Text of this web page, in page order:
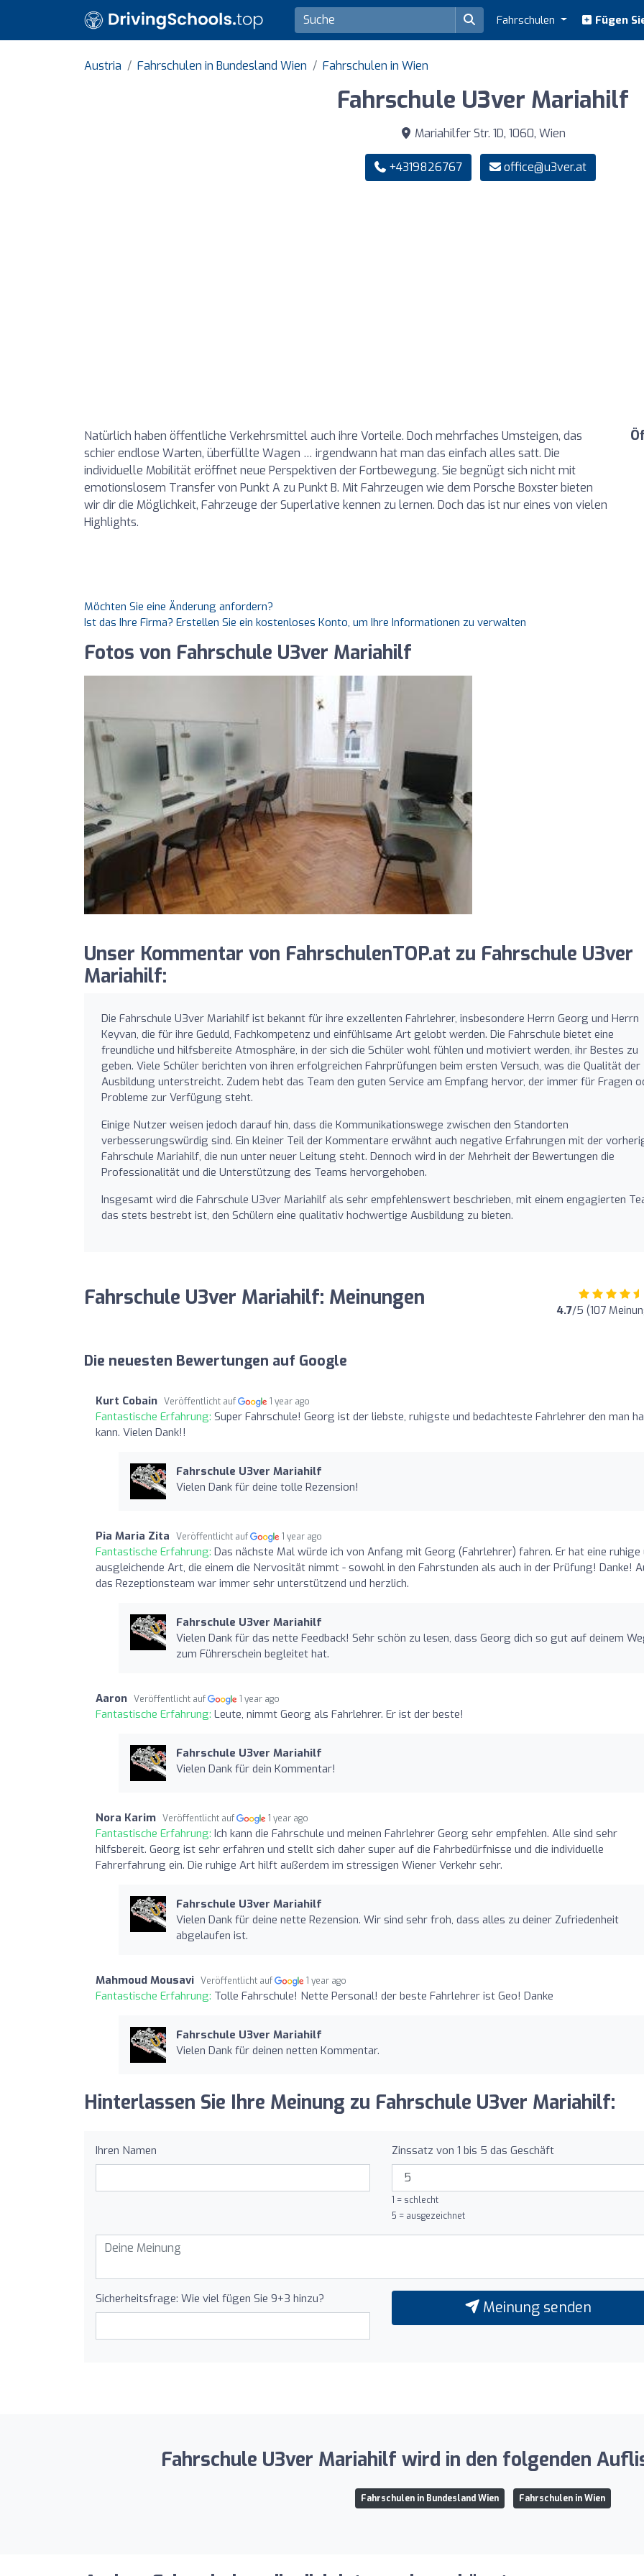
Fahrschulen Fügen
Austria Fahrschulen in Bundesland Wien Fahrschulen in Wien
Fahrschule U3ver Mariahilf
Mariahilfer Str. 1D, 1060, Wien
+4319826767 office@u3ver.at
Natürlich haben öffentliche Verkehrsmittel auch ihre Vorteile. Doch mehrfaches Umsteigen, das
schier endlose Warten, überfüllte Wagen … irgendwann hat man das einfach alles satt. Die
individuelle Mobilität eröffnet neue Perspektiven der Fortbewegung. Sie begnügt sich nicht mit
emotionslosem Transfer von Punkt A zu Punkt B. Mit Fahrzeugen wie dem Porsche Boxster bieten
wir dir die Möglichkeit, Fahrzeuge der Superlative kennen zu lernen. Doch das ist nur eines von vielen
Highlights.
Möchten Sie eine Änderung anfordern?
Ist das Ihre Firma? Erstellen Sie ein kostenloses Konto, um Ihre Informationen zu verwalten
Fotos von Fahrschule U3ver Mariahilf
Unser Kommentar von FahrschulenTOP.at zu Fahrschule U3ver
Mariahilf:
Die Fahrschule U3ver Mariahilf ist bekannt für ihre exzellenten Fahrlehrer, insbesondere Herrn Georg und Herrn
Keyvan, die für ihre Geduld, Fachkompetenz und einfühlsame Art gelobt werden. Die Fahrschule bietet eine
freundliche und hilfsbereite Atmosphäre, in der sich die Schüler wohl fühlen und motiviert werden, ihr Bestes zu
geben. Viele Schüler berichten von ihren erfolgreichen Fahrprüfungen beim ersten Versuch, was die Qualität der
Ausbildung unterstreicht. Zudem hebt das Team den guten Service am Empfang hervor, der immer für Fragen
Probleme zur Verfügung steht.
Einige Nutzer weisen jedoch darauf hin, dass die Kommunikationswege zwischen den Standorten
verbesserungswürdig sind. Ein kleiner Teil der Kommentare erwähnt auch negative Erfahrungen mit der
Fahrschule Mariahilf, die nun unter neuer Leitung steht. Dennoch wird in der Mehrheit der Bewertungen die
Professionalität und die Unterstützung des Teams hervorgehoben.
Insgesamt wird die Fahrschule U3ver Mariahilf als sehr empfehlenswert beschrieben, mit einem engagierten
das stets bestrebt ist, den Schülern eine qualitativ hochwertige Ausbildung zu bieten.
Fahrschule U3ver Mariahilf: Meinungen 4.7/5 (107
Die neuesten Bewertungen auf Google
Kurt Cobain Veröffentlicht auf 1 year ago
Fantastische Erfahrung: Super Fahrschule! Georg ist der liebste, ruhigste und bedachteste Fahrlehrer den man
kann. Vielen Dank!!
Fahrschule U3ver Mariahilf
Vielen Dank für deine tolle Rezension!
Pia Maria Zita Veröffentlicht auf 1 year ago
Fantastische Erfahrung: Das nächste Mal würde ich von Anfang mit Georg (Fahrlehrer) fahren. Er hat eine ruhige
ausgleichende Art, die einem die Nervosität nimmt - sowohl in den Fahrstunden als auch in der Prüfung! Danke!
das Rezeptionsteam war immer sehr unterstützend und herzlich.
Fahrschule U3ver Mariahilf
Vielen Dank für das nette Feedback! Sehr schön zu lesen, dass Georg dich so gut auf deinem
zum Führerschein begleitet hat.
Aaron Veröffentlicht auf 1 year ago
Fantastische Erfahrung: Leute, nimmt Georg als Fahrlehrer. Er ist der beste!
Fahrschule U3ver Mariahilf
Vielen Dank für dein Kommentar!
Nora Karim Veröffentlicht auf 1 year ago
Fantastische Erfahrung: Ich kann die Fahrschule und meinen Fahrlehrer Georg sehr empfehlen. Alle sind sehr
hilfsbereit. Georg ist sehr erfahren und stellt sich daher super auf die Fahrbedürfnisse und die individuelle
Fahrerfahrung ein. Die ruhige Art hilft außerdem im stressigen Wiener Verkehr sehr.
Fahrschule U3ver Mariahilf
Vielen Dank für deine nette Rezension. Wir sind sehr froh, dass alles zu deiner Zufriedenheit
abgelaufen ist.
Mahmoud Mousavi Veröffentlicht auf 1 year ago
Fantastische Erfahrung: Tolle Fahrschule! Nette Personal! der beste Fahrlehrer ist Geo! Danke
Fahrschule U3ver Mariahilf
Vielen Dank für deinen netten Kommentar.
Hinterlassen Sie Ihre Meinung zu Fahrschule U3ver Mariahilf:
Ihren Namen Zinssatz von 1 bis 5 das Geschäft
1 = schlecht
5 = ausgezeichnet
Sicherheitsfrage: Wie viel fügen Sie 9+3 hinzu? Meinung senden
Fahrschule U3ver Mariahilf wird in den folgenden
Fahrschulen in Bundesland Wien Fahrschulen in Wien